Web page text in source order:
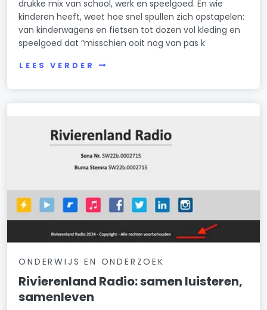
drukke mix van school, werk en speelgoed. En wie
kinderen heeft, weet hoe snel spullen zich opstapelen:
van kinderwagens en fietsen tot dozen vol kleding en
speelgoed dat “misschien ooit nog van pas k
LEES VERDER
ONDERWIJS EN ONDERZOEK
Rivierenland Radio: samen luisteren,
samenleven